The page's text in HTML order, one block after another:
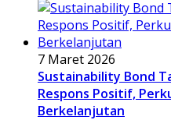
7 Maret 2026
Sustainability Bond
Respons Positif,
Berkelanjutan